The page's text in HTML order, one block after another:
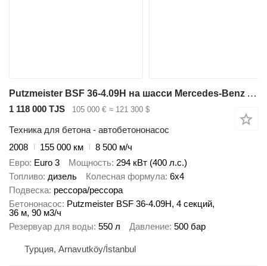
Putzmeister BSF 36-4.09H на шасси Mercedes-Benz AXOR 3340
1 118 000 TJS 105 000 € ≈ 121 300 $
Техника для бетона - автобетононасос
2008
155 000 км
8 500 м/ч
Евро Euro 3 Мощность 294 кВт (400 л.с.)
Топливо дизель Колесная формула 6x4
Подвеска рессора/рессора
Бетононасос Putzmeister BSF 36-4.09H, 4 секций,
36 м, 90 м3/ч
Резервуар для воды 550 л Давление 500 бар
Турция, Arnavutköy/İstanbul